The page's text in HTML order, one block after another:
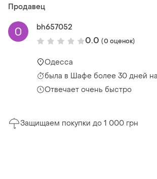
Продавец
bh657052
0.0 (0 оценок)
Одесса
была в Шафе более 30 дней
Отвечает очень быстро
Защищаем покупки до 1 000 грн